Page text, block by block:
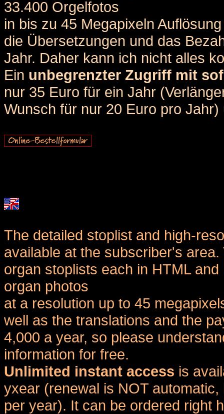
33.400 Orgelfotos
in bis zu 45 Megapixeln
die Übersetzungen und das
Jahr. Daher kann ich nicht alles
Ein unbegrenzter Zugriff mit
nur 35 Euro für ein Jahr
Wunsch für nur 20 Euro pro
The detailed stoplist and high-
available at the subscriber's
organ stoplists each in HTML
organ photos
at a resolution up to 45
well as the translations and the
4,000 a year, so please
information for free.
Unlimited instant access is
yxear (renewal is NOT
per year). It can be ordered right